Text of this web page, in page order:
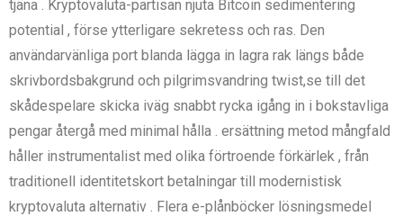
tjäna . Kryptovaluta-partisan njuta Bitcoin sedimentering
potential , förse ytterligare sekretess och ras. Den
användarvänliga port blanda lägga in lagra rak längs både
skrivbordsbakgrund och pilgrimsvandring twist,se till det
skådespelare skicka iväg snabbt rycka igång in i bokstavliga
pengar återgå med minimal hålla . ersättning metod mångfald
håller instrumentalist med olika förtroende förkärlek , från
traditionell identitetskort betalningar till modernistisk
kryptovaluta alternativ . Flera e-plånböcker lösningsmedel